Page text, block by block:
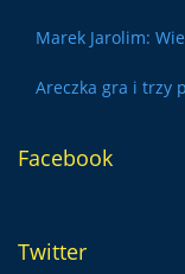
Marek Jarolim:
Areczka gra i trzy
Facebook
Twitter